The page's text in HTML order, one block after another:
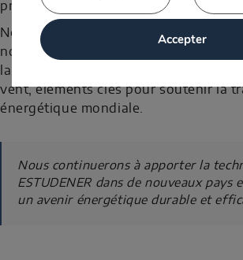
présentes dans plusieurs régions du
Notre présence en Afrique ne cesse
nouveau mât installé renforce notre
la qualité, la sécurité et la précision
vent, éléments clés pour soutenir la
énergétique mondiale.
Nous continuerons à apporter la
ESTUDENER dans de nouveaux pays
un avenir énergétique durable et
Accepter